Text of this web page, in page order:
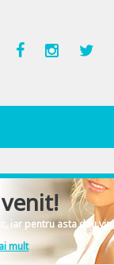
iar pentru asta dau
mult